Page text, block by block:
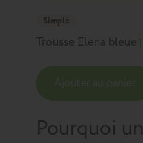
Simple
Trousse Elena bleue
Pourquoi un